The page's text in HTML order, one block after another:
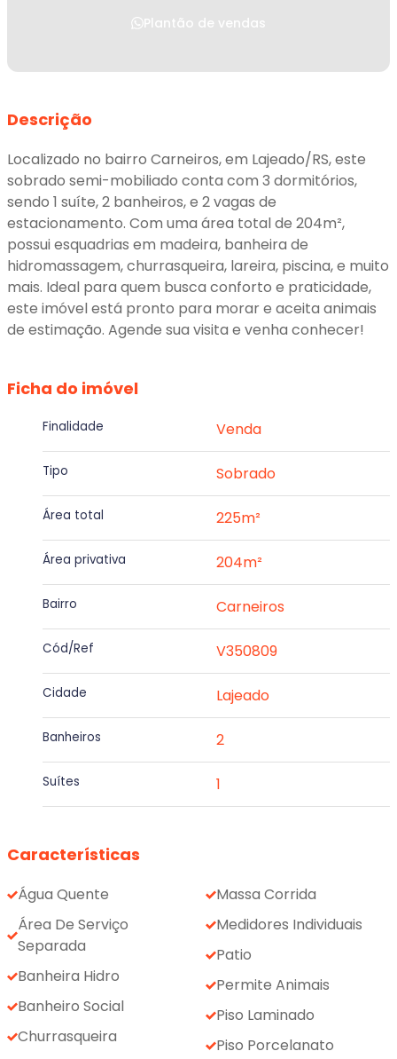
Plantão de vendas
Descrição
Localizado no bairro Carneiros, em Lajeado/RS, este
sobrado semi-mobiliado conta com 3 dormitórios,
sendo 1 suíte, 2 banheiros, e 2 vagas de
estacionamento. Com uma área total de 204m²,
possui esquadrias em madeira, banheira de
hidromassagem, churrasqueira, lareira, piscina, e muito
mais. Ideal para quem busca conforto e praticidade,
este imóvel está pronto para morar e aceita animais
de estimação. Agende sua visita e venha conhecer!
Ficha do imóvel
Finalidade Venda
Tipo Sobrado
Área total 225m²
Área privativa 204m²
Bairro Carneiros
Cód/Ref V350809
Cidade Lajeado
Banheiros 2
Suítes 1
Características
Água Quente
Área De Serviço
Separada
Banheira Hidro
Banheiro Social
Churrasqueira
Massa Corrida
Medidores Individuais
Patio
Permite Animais
Piso Laminado
Piso Porcelanato